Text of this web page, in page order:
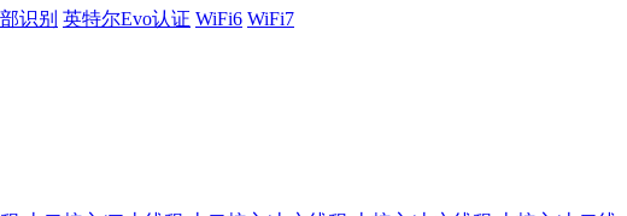
识别 英特尔Evo认证 WiFi6 WiFi7